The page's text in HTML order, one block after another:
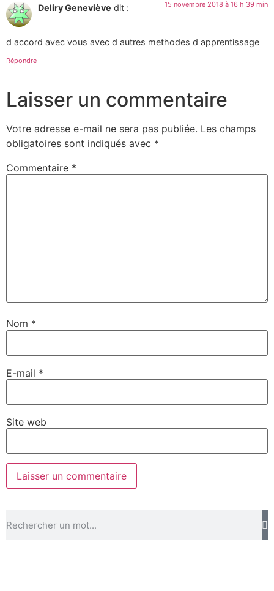
Deliry Geneviève dit : 15 novembre 2018 à 16 h 39 min
d accord avec vous avec d autres methodes d apprentissage
Répondre
Laisser un commentaire
Votre adresse e-mail ne sera pas publiée. Les champs
obligatoires sont indiqués avec *
Commentaire *
Nom *
E-mail *
Site web